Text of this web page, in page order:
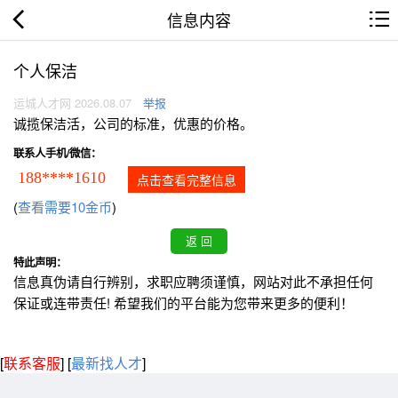
信息内容
个人保洁
运城人才网 2026.08.07 举报
诚揽保洁活，公司的标准，优惠的价格。
联系人手机/微信：
188****1610 点击查看完整信息
(查看需要10金币)
特此声明：
信息真伪请自行辨别，求职应聘须谨慎，网站对此不承担任何
保证或连带责任! 希望我们的平台能为您带来更多的便利！
[联系客服] [最新找人才]